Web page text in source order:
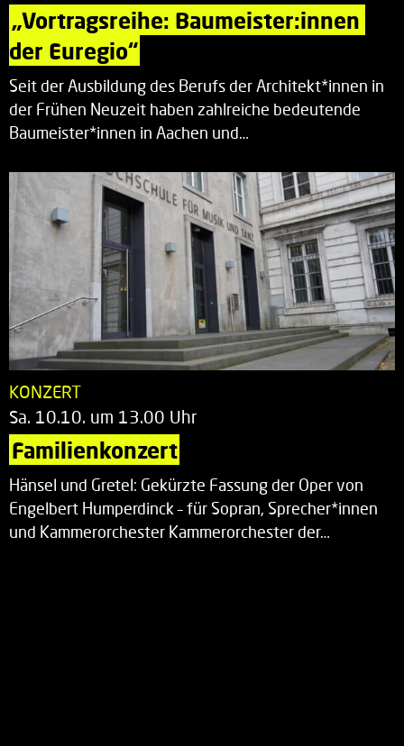
„Vortragsreihe: Baumeister:innen
der Euregio“
Seit der Ausbildung des Berufs der Architekt*innen in
der Frühen Neuzeit haben zahlreiche bedeutende
Baumeister*innen in Aachen und…
KONZERT
Sa. 10.10. um 13.00 Uhr
Familienkonzert
Hänsel und Gretel: Gekürzte Fassung der Oper von
Engelbert Humperdinck – für Sopran, Sprecher*innen
und Kammerorchester Kammerorchester der…